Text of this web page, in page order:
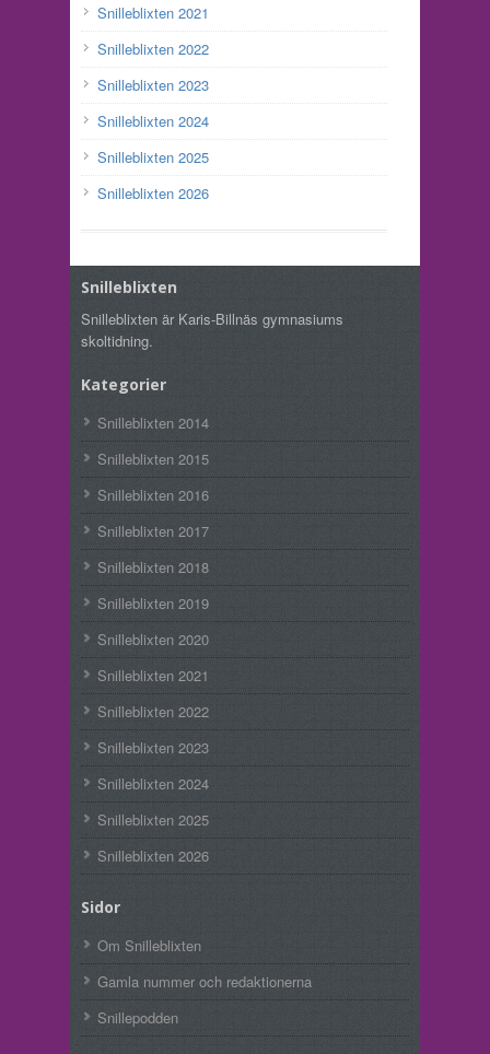
Snilleblixten 2021
Snilleblixten 2022
Snilleblixten 2023
Snilleblixten 2024
Snilleblixten 2025
Snilleblixten 2026
Snilleblixten
Snilleblixten är Karis-Billnäs gymnasiums
skoltidning.
Kategorier
Snilleblixten 2014
Snilleblixten 2015
Snilleblixten 2016
Snilleblixten 2017
Snilleblixten 2018
Snilleblixten 2019
Snilleblixten 2020
Snilleblixten 2021
Snilleblixten 2022
Snilleblixten 2023
Snilleblixten 2024
Snilleblixten 2025
Snilleblixten 2026
Sidor
Om Snilleblixten
Gamla nummer och redaktionerna
Snillepodden